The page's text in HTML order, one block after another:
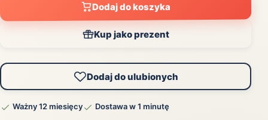
Dodaj do koszyka
Kup jako prezent
Dodaj do ulubionych
Ważny 12 miesięcy Dostawa w 1 minutę